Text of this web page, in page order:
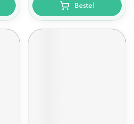
Bestel